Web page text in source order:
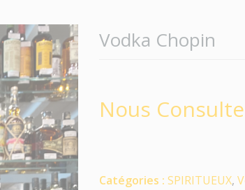
Vodka Chopin
Nous
Catégories : SPIRITUEUX,